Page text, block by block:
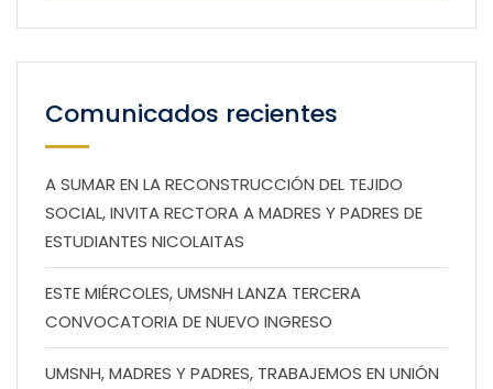
Comunicados recientes
A SUMAR EN LA RECONSTRUCCIÓN DEL TEJIDO
SOCIAL, INVITA RECTORA A MADRES Y PADRES DE
ESTUDIANTES NICOLAITAS
ESTE MIÉRCOLES, UMSNH LANZA TERCERA
CONVOCATORIA DE NUEVO INGRESO
UMSNH, MADRES Y PADRES, TRABAJEMOS EN UNIÓN